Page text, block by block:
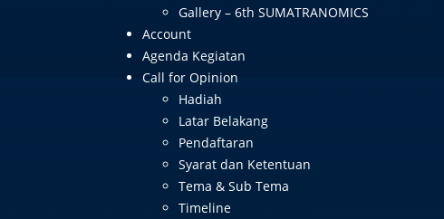
Gallery – 6th SUMATRANOMICS
Account
Agenda Kegiatan
Call for Opinion
Hadiah
Latar Belakang
Pendaftaran
Syarat dan Ketentuan
Tema & Sub Tema
Timeline